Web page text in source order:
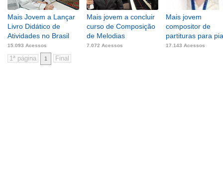
Mais Jovem a Lançar
Livro Didático de
Atividades no Brasil
15.093 Acessos
Mais jovem a concluir
curso de Composição
de Melodias
7.072 Acessos
Mais jovem
compositor de
partituras para
17.143 Acessos
1